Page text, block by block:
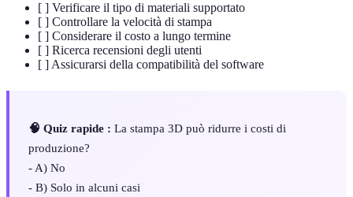
[ ] Verificare il tipo di materiali supportato
[ ] Controllare la velocità di stampa
[ ] Considerare il costo a lungo termine
[ ] Ricerca recensioni degli utenti
[ ] Assicurarsi della compatibilità del software
🧠 Quiz rapide : La stampa 3D può ridurre i costi di
produzione?
- A) No
- B) Solo in alcuni casi